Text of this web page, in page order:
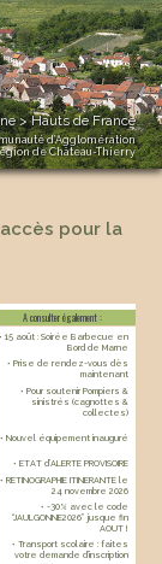
> Hauts de France
d’Agglomération
de Château-Thierry
pour la
A consulter également :
• 15 août : Soirée Barbecue en
Bord de Marne
• Prise de rendez-vous dès
maintenant
• Pour soutenir Pompiers &
sinistrés (cagnottes &
collectes)
• Nouvel équipement inauguré
• ETAT d’ALERTE PROVISOIRE
• RETINOGRAPHIE ITINERANTE le
24 novembre 2026
• -30% avec le code
“JAULGONNE2026” jusque fin
AOUT !
• Transport scolaire : faites
votre demande d’inscription